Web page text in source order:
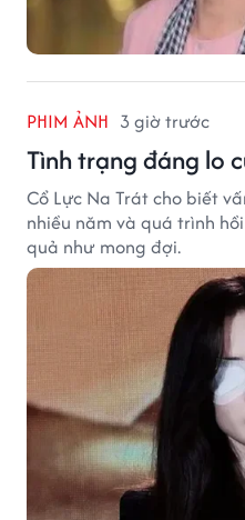
PHIM ẢNH 3 giờ trước
Tình trạng đáng lo
Cổ Lực Na Trát cho biết
nhiều năm và quá trình
quả như mong đợi.